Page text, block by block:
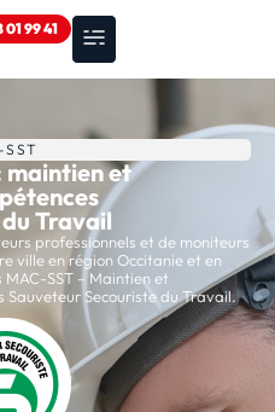
01 99 41
maintien et
Travail
professionnels et de moniteurs
ville en région Occitanie et en
SST – Maintien et
Secouriste du Travail.